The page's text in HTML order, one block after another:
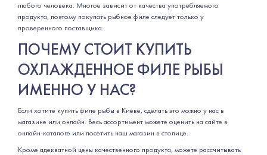
любого человека. Многое зависит от качества употребляемого
продукта, поэтому покупать рыбное филе следует только у
проверенного поставщика.
ПОЧЕМУ СТОИТ КУПИТЬ
ОХЛАЖДЕННОЕ ФИЛЕ РЫБЫ
ИМЕННО У НАС?
Если хотите купить филе рыбы в Киеве, сделать это можно у нас в
магазине или онлайн. Весь ассортимент можете оценить на сайте в
онлайн-каталоге или посетить наш магазин в столице.
Кроме адекватной цены качественного продукта, можете рассчитывать